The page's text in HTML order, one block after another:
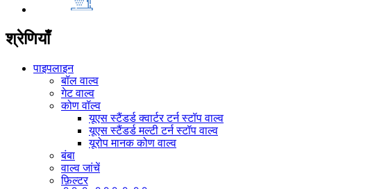
श्रेणियाँ
पाइपलाइन
बॉल वाल्व
गेट वाल्व
कोण वॉल्व
यूएस स्टैंडर्ड क्वार्टर टर्न स्टॉप वाल्व
यूएस स्टैंडर्ड मल्टी टर्न स्टॉप वाल्व
यूरोप मानक कोण वाल्व
बंबा
वाल्व जांचें
फ़िल्टर